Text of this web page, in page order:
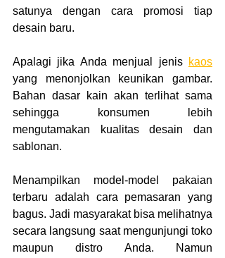
satunya dengan cara promosi tiap
desain baru.
Apalagi jika Anda menjual jenis kaos
yang menonjolkan keunikan gambar.
Bahan dasar kain akan terlihat sama
sehingga konsumen lebih
mengutamakan kualitas desain dan
sablonan.
Menampilkan model-model pakaian
terbaru adalah cara pemasaran yang
bagus. Jadi masyarakat bisa melihatnya
secara langsung saat mengunjungi toko
maupun distro Anda. Namun